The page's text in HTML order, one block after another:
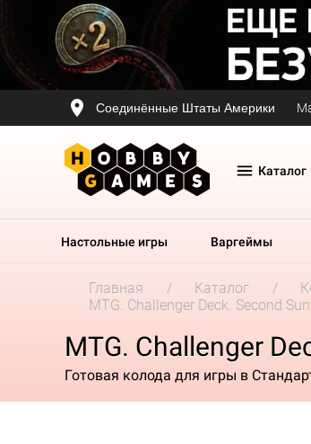
Соединённые Штаты Америки
Каталог
Настольные игры Варгеймы
Главная Каталог
MTG. Challenger Deck. Second
MTG. Challenger
Готовая колода для игры в